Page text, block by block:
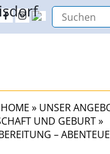
HOME » UNSER
UND GEBURT»
–